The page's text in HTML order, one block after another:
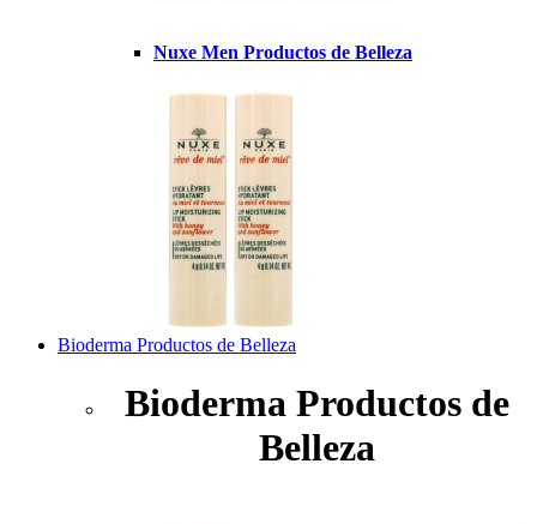
Nuxe Men Productos de Belleza
Bioderma Productos de Belleza
Bioderma Productos de
Belleza